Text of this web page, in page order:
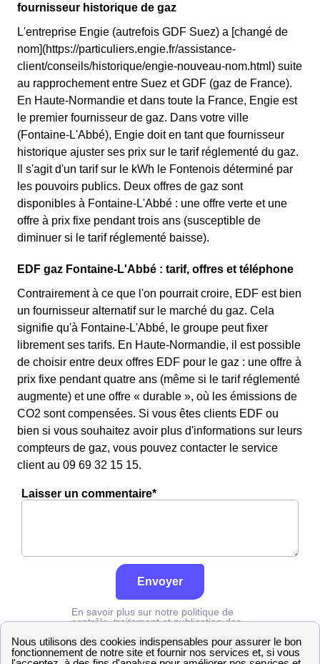
fournisseur historique de gaz
L'entreprise Engie (autrefois GDF Suez) a [changé de
nom](https://particuliers.engie.fr/assistance-
client/conseils/historique/engie-nouveau-nom.html) suite
au rapprochement entre Suez et GDF (gaz de France).
En Haute-Normandie et dans toute la France, Engie est
le premier fournisseur de gaz. Dans votre ville
(Fontaine-L'Abbé), Engie doit en tant que fournisseur
historique ajuster ses prix sur le tarif réglementé du gaz.
Il s'agit d'un tarif sur le kWh le Fontenois déterminé par
les pouvoirs publics. Deux offres de gaz sont
disponibles à Fontaine-L'Abbé : une offre verte et une
offre à prix fixe pendant trois ans (susceptible de
diminuer si le tarif réglementé baisse).
EDF gaz Fontaine-L'Abbé : tarif, offres et téléphone
Contrairement à ce que l'on pourrait croire, EDF est bien
un fournisseur alternatif sur le marché du gaz. Cela
signifie qu'à Fontaine-L'Abbé, le groupe peut fixer
librement ses tarifs. En Haute-Normandie, il est possible
de choisir entre deux offres EDF pour le gaz : une offre à
prix fixe pendant quatre ans (même si le tarif réglementé
augmente) et une offre « durable », où les émissions de
CO2 sont compensées. Si vous êtes clients EDF ou
bien si vous souhaitez avoir plus d'informations sur leurs
compteurs de gaz, vous pouvez contacter le service
client au 09 69 32 15 15.
Laisser un commentaire*
Envoyer
En savoir plus sur notre politique de
contrôle, traitement et publication des